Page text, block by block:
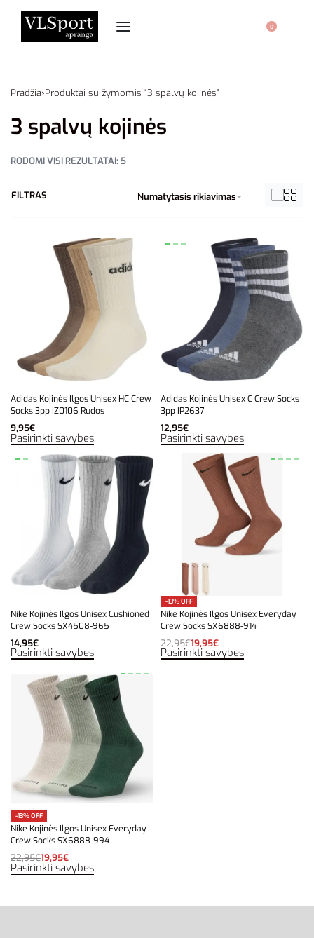
0
Pradžia›Produktai su žymomis “3 spalvų kojinės”
3 spalvų kojinės
RODOMI VISI REZULTATAI: 5
Numatytasis rikiavimas
FILTRAS
Adidas Kojinės Ilgos Unisex HC Crew
Socks 3pp IZ0106 Rudos
9,95€
Pasirinkti savybes
Adidas Kojinės Unisex C Crew Socks
3pp IP2637
12,95€
Pasirinkti savybes
Nike Kojinės Ilgos Unisex Cushioned
Crew Socks SX4508-965
14,95€
Pasirinkti savybes
-13% OFF
Nike Kojinės Ilgos Unisex Everyday
Crew Socks SX6888-914
22,95€19,95€
Pasirinkti savybes
-13% OFF
Nike Kojinės Ilgos Unisex Everyday
Crew Socks SX6888-994
22,95€19,95€
Pasirinkti savybes